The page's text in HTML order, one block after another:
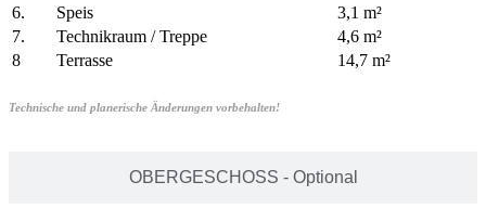
OBERGESCHOSS - Optional
6.
Speis
3,1 m²
7.
Technikraum / Treppe
4,6 m²
8
Terrasse 14,7 m²
Technische und planerische Änderungen vorbehalten!